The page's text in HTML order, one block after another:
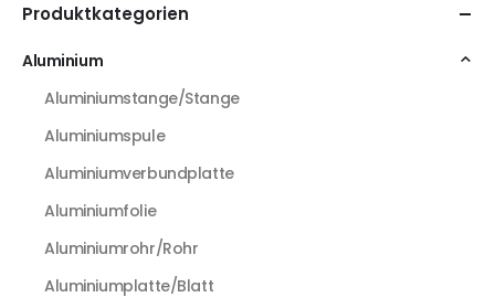
Produktkategorien
Aluminium
Aluminiumstange/Stange
Aluminiumspule
Aluminiumverbundplatte
Aluminiumfolie
Aluminiumrohr/Rohr
Aluminiumplatte/Blatt